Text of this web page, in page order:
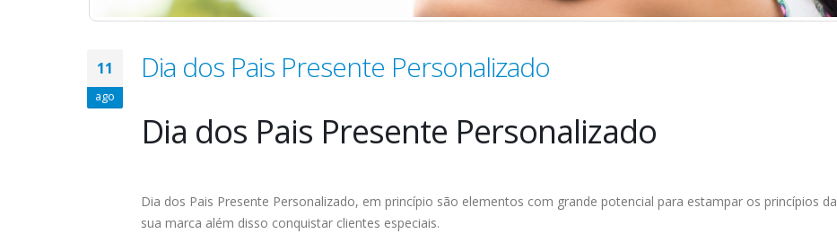
11
ago
Dia dos Pais Presente Personalizado
Dia dos Pais Presente Personalizado
Dia dos Pais Presente Personalizado, em princípio são elementos com grande potencial para estampar os princípios da
sua marca além disso conquistar clientes especiais.